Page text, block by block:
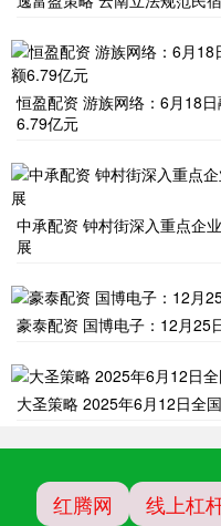
恒盈配资 游族网络：6月18
6.79亿元
中承配资 钟村街深入重点企
展
豪泰配资 国博电子：12月25
大圣策略 2025年6月12日全
红腾网 线上杠